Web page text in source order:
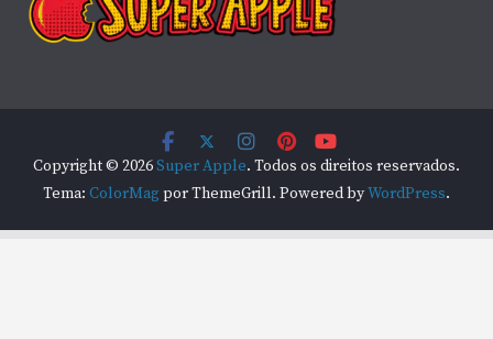
Copyright © 2026Super Apple. Todos os direitos reservados.
Tema: ColorMag por ThemeGrill. Powered byWordPress.